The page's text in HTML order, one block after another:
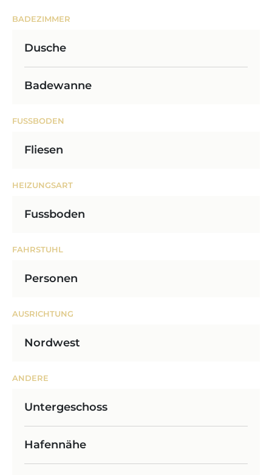
BADEZIMMER
Dusche
Badewanne
FUSSBODEN
Fliesen
HEIZUNGSART
Fussboden
FAHRSTUHL
Personen
AUSRICHTUNG
Nordwest
ANDERE
Untergeschoss
Hafennähe